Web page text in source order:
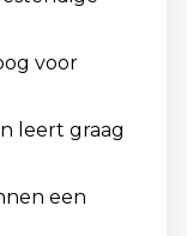
voor
leert graag
een